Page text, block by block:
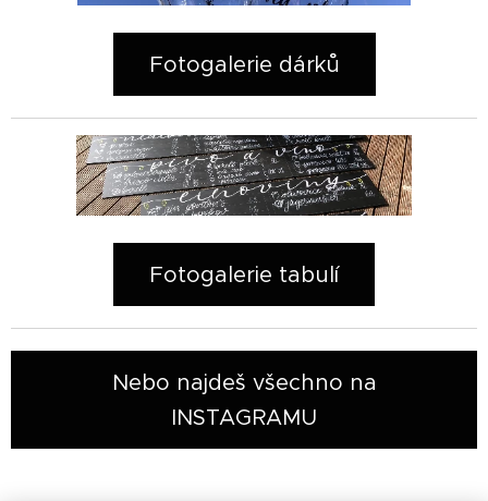
Fotogalerie dárků
Fotogalerie tabulí
Nebo najdeš všechno na
INSTAGRAMU